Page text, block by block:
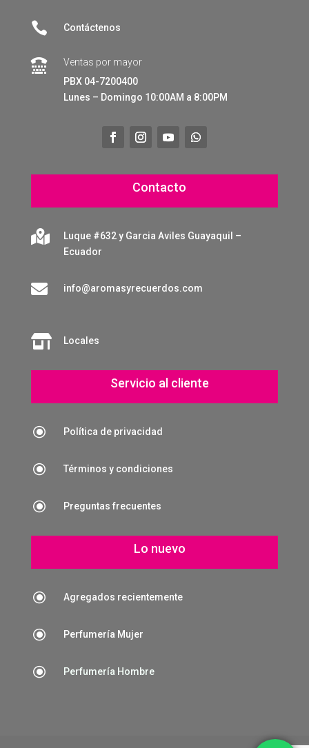
 Contáctenos

Ventas por mayor
PBX 04-7200400
Lunes – Domingo 10:00AM a 8:00PM
Contacto

Luque #632 y Garcia Aviles Guayaquil –
Ecuador
 info@aromasyrecuerdos.com
 Locales
Servicio al cliente
\ Política de privacidad
\ Términos y condiciones
\ Preguntas frecuentes
Lo nuevo
\ Agregados recientemente
\ Perfumería Mujer
\ Perfumería Hombre